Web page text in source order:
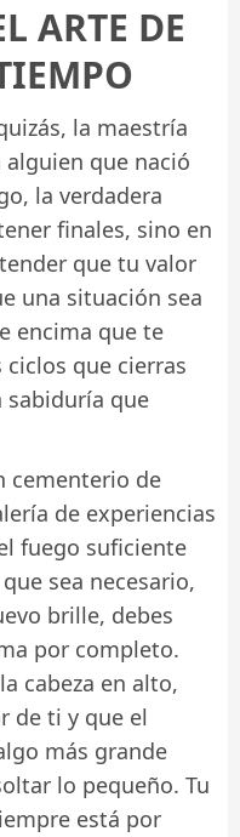
ARTE DE
la maestría
que nació
la verdadera
finales, sino en
que tu valor
una situación sea
encima que te
que cierras
sabiduría que
cementerio de
de experiencias
fuego suficiente
sea necesario,
brille, debes
por completo.
cabeza en alto,
de ti y que el
más grande
lo pequeño. Tu
está por